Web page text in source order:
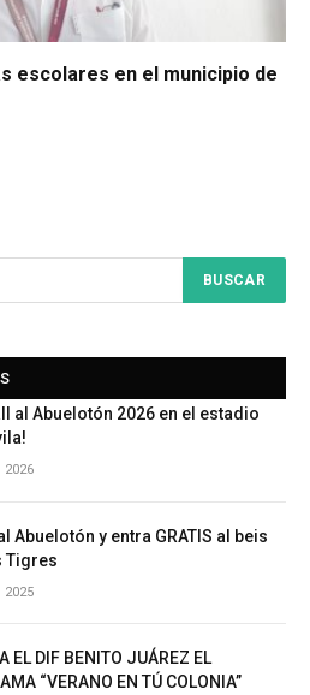
escolares en el municipio de
al Abuelotón 2026 en el estadio
2026
Abuelotón y entra GRATIS al beis
Tigres
2025
EL DIF BENITO JUÁREZ EL
“VERANO EN TÚ COLONIA”